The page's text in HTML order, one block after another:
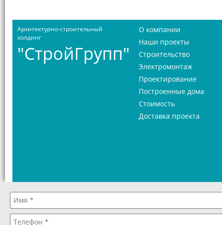
Архитектурно-строительный
холдинг
"СтройГрупп"
О компании
Наши проекты
Строительство
Электромонтаж
Проектирование
Построенные дома
Стоимость
Доставка проекта